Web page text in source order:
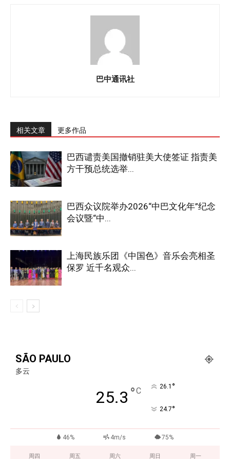
巴中通讯社
相关文章 更多作品
巴西谴责美国撤销驻美大使签证 指责美
方干预总统选举...
巴西众议院举办2026“中巴文化年”纪念
会议暨“中...
上海民族乐团《中国色》音乐会亮相圣
保罗 近千名观众...
SÃO PAULO
多云
25.3 °C 26.1 °
24.7°
46% 4m/s 75%
周四 周五 周六 周日 周一